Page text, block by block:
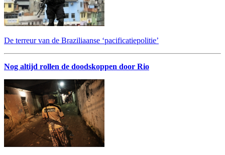
De terreur van de Braziliaanse ‘pacificatiepolitie’
Nog altijd rollen de doodskoppen door Rio